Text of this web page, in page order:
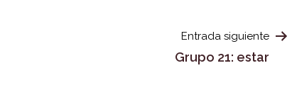
Entrada siguiente
Grupo 21: estar